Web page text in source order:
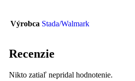
Výrobca Stada/Walmark
Recenzie
Nikto zatiaľ nepridal hodnotenie.